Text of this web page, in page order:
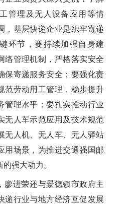
管理及无人设备应用等情
，基层快递企业是织牢寄递
环节，要持续加强自身建
络管理机制，严格落实安全
保寄递服务安全；要强化责
范劳动用工管理，稳步提升
管理水平；要扎实推动行业
无人车示范应用及技术规范
无人机、无人车、无人驿站
用场景，为推进交通强国邮
强大动力。
廖进荣还与景德镇市政府主
递行业与地方经济互促发展